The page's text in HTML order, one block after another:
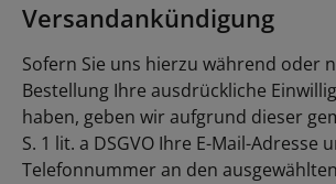
Versandankündigung
Sofern Sie uns hierzu während oder
Bestellung Ihre ausdrückliche
haben, geben wir aufgrund dieser
S. 1 lit. a DSGVO Ihre E-Mail-Adresse
Telefonnummer an den ausgewählten